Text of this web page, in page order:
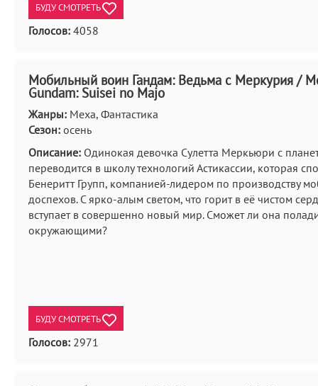
БУДУ СМОТРЕТЬ
Голосов: 4058
Мобильный воин Гандам: Ведьма с Меркурия /
Gundam: Suisei no Majo
Жанры: Меха, Фантастика
Сезон: осень
Описание: Одинокая девочка Сулетта Меркьюри с
переводится в школу технологий Астикассии, которая
Бенеритт Групп, компанией-лидером по производству
доспехов. С ярко-алым светом, что горит в её чистом
вступает в совершенно новый мир. Сможет ли она
окружающими?
БУДУ СМОТРЕТЬ
Голосов: 2971